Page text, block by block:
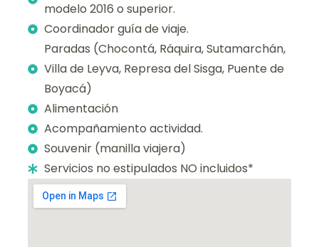
modelo 2016 o superior.
Coordinador guía de viaje.
Paradas (Chocontá, Ráquira, Sutamarchán,
Villa de Leyva, Represa del Sisga, Puente de
Boyacá)
Alimentación
Acompañamiento actividad.
Souvenir (manilla viajera)
Servicios no estipulados NO incluidos*